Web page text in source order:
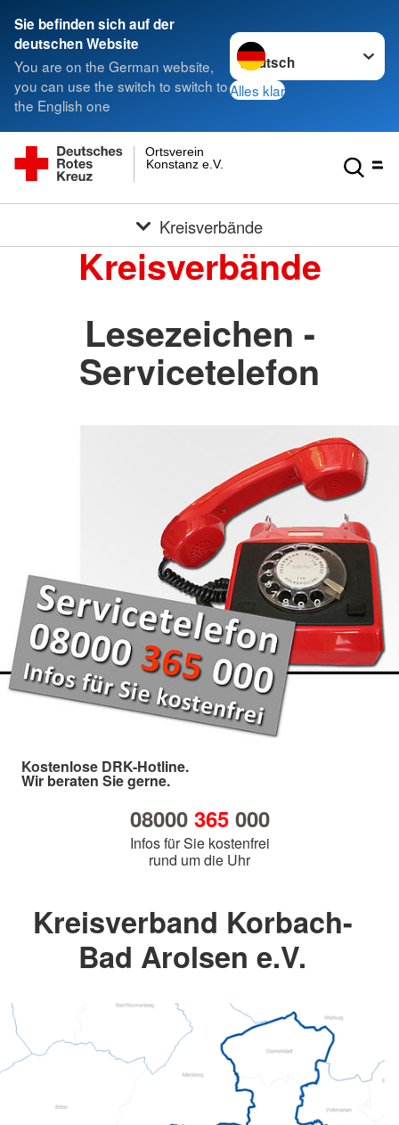
Sie befinden sich auf der
deutschen Website
You are on the German website,
you can use the switch to switch to
the English one
Sprache wechseln zu
Alles klar
Konstanz e.V.
Ortsverein
Kreisverbände
Kreisverbände
Lesezeichen -
Servicetelefon
Kostenlose DRK-Hotline.
Wir beraten Sie gerne.
08000 365000
Infos für Sie kostenfrei
rund um die Uhr
Kreisverband Korbach-
Bad Arolsen e.V.